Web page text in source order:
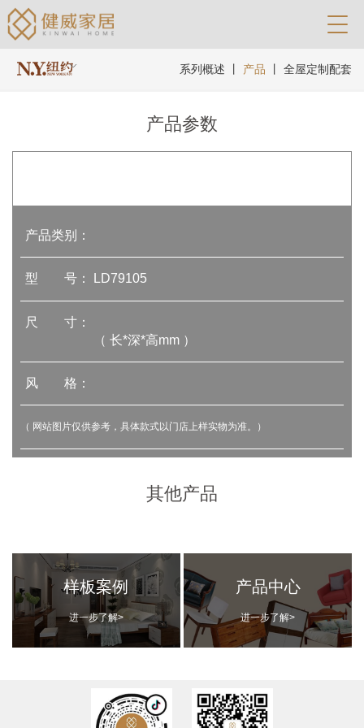
系列概述 产品 全屋定制配套
产品参数
产品类别：
型 号： LD79105
尺 寸：
（ 长*深*高mm ）
风 格：
（ 网站图片仅供参考，具体款式以门店上样实物为准。）
其他产品
样板案例
进一步了解>
产品中心
进一步了解>